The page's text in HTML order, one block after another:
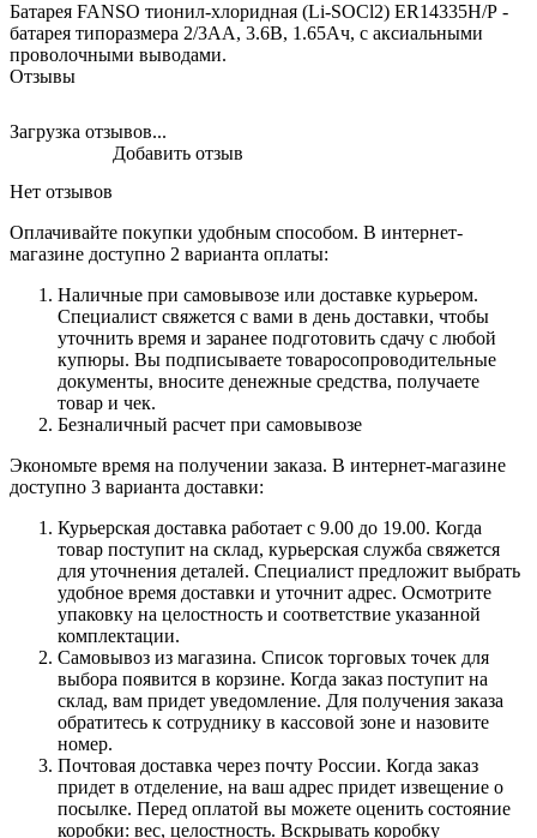
Батарея FANSO тионил-хлоридная (Li-SOCl2) ER14335H/P -
батарея типоразмера 2/3AA, 3.6В, 1.65Ач, с аксиальными
проволочными выводами.
Отзывы
Загрузка отзывов...
Нет отзывов
Добавить отзыв
Оплачивайте покупки удобным способом. В интернет-
магазине доступно 2 варианта оплаты:
Наличные при самовывозе или доставке курьером.
Специалист свяжется с вами в день доставки, чтобы
уточнить время и заранее подготовить сдачу с любой
купюры. Вы подписываете товаросопроводительные
документы, вносите денежные средства, получаете
товар и чек.
Безналичный расчет при самовывозе
Экономьте время на получении заказа. В интернет-магазине
доступно 3 варианта доставки:
Курьерская доставка работает с 9.00 до 19.00. Когда
товар поступит на склад, курьерская служба свяжется
для уточнения деталей. Специалист предложит выбрать
удобное время доставки и уточнит адрес. Осмотрите
упаковку на целостность и соответствие указанной
комплектации.
Самовывоз из магазина. Список торговых точек для
выбора появится в корзине. Когда заказ поступит на
склад, вам придет уведомление. Для получения заказа
обратитесь к сотруднику в кассовой зоне и назовите
номер.
Почтовая доставка через почту России. Когда заказ
придет в отделение, на ваш адрес придет извещение о
посылке. Перед оплатой вы можете оценить состояние
коробки: вес, целостность. Вскрывать коробку